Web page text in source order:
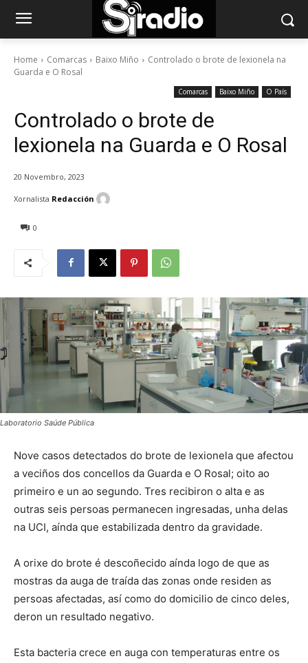
Home Comarcas Baixo Miño
Controlado o brote de lexionela na
Guarda e O Rosal
Comarcas Baixo Miño O País
Controlado o brote de
lexionela na Guarda e O Rosal
20 Novembro, 2023
0
Xornalista Redacción
Laboratorio Saúde Pública
Nove casos detectados do brote de lexionela que afectou
a veciños dos concellos da Guarda e O Rosal; oito ao
primeiro e un ao segundo. Tres recibiron o alta e as
outras seis persoas permanecen ingresadas, unha delas
na UCI, aínda que estabilizada dentro da gravidade.
A orixe do brote é descoñecido aínda logo de que as
mostras da auga de traída das zonas onde residen as
persoas afectadas, así como do domicilio de cinco deles,
deron un resultado negativo.
Esta bacteria crece en auga con temperaturas entre os